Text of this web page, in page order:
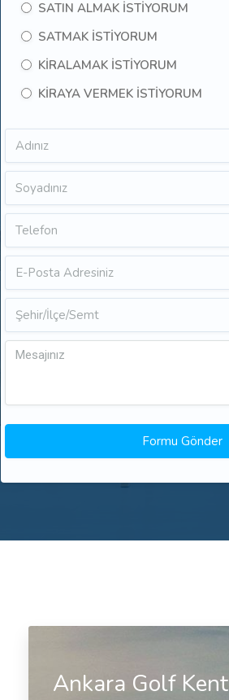
SATIN ALMAK İSTİYORUM
SATMAK İSTİYORUM
KİRALAMAK İSTİYORUM
KİRAYA VERMEK İSTİYORUM
Ankara Golf Kent